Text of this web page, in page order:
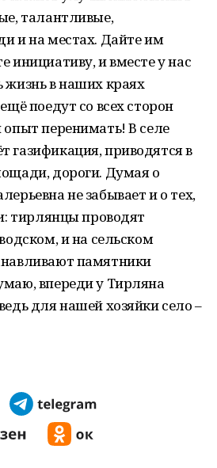
талантливые,
и на местах. Дайте им
инициативу, и вместе у нас
жизнь в наших краях
поедут со всех сторон
опыт перенимать! В селе
приводятся в
дороги. Думая о
не забывает и о тех,
тирлянцы проводят
и на сельском
памятники
впереди у Тирляна
для нашей хозяйки село –